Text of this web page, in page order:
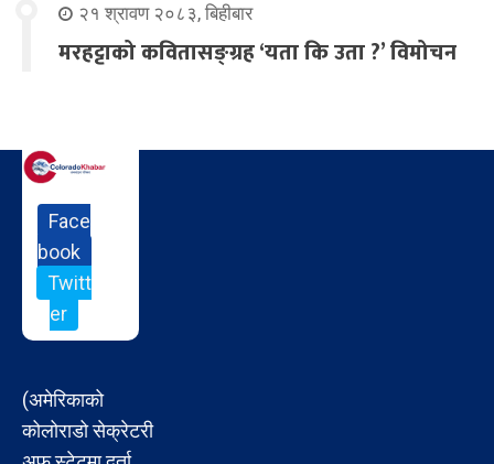
२१ श्रावण २०८३, बिहीबार
मरहट्टाको कवितासङ्ग्रह ‘यता कि उता ?’ विमोचन
Face
book
Twitt
er
(अमेरिकाको
कोलोराडो सेक्रेटरी